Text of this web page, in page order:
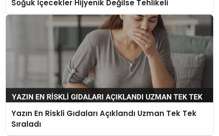
Soğuk İçecekler Hijyenik Değilse Tehlikeli
Yazın En Riskli Gıdaları Açıklandı Uzman Tek Tek
Sıraladı